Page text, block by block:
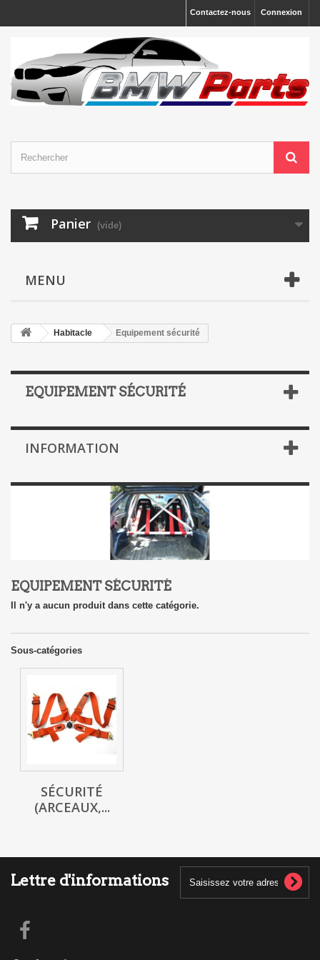
Connexion
Contactez-nous
Panier (vide)
MENU
Habitacle Equipement sécurité
EQUIPEMENT SÉCURITÉ
INFORMATION
EQUIPEMENT SÉCURITÉ
Il n'y a aucun produit dans cette catégorie.
Sous-catégories
SÉCURITÉ
(ARCEAUX,...
Lettre d'informations